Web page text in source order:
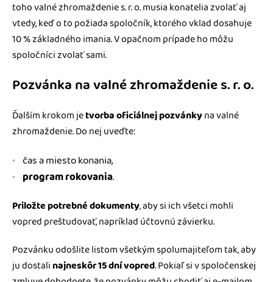
toho valné zhromaždenie s. r. o. musia konatelia zvolať aj
vtedy, keď o to požiada spoločník, ktorého vklad dosahuje
10 % základného imania. V opačnom prípade ho môžu
spoločníci zvolať sami.
Pozvánka na valné zhromaždenie s. r. o.
Ďalším krokom jetvorba oficiálnej pozvánkyna valné
zhromaždenie. Do nej uveďte:
čas a miesto konania,
program rokovania.
Priložte potrebné dokumenty, aby si ich všetci mohli
vopred preštudovať, napríklad účtovnú závierku.
Pozvánku odošlite listom všetkým spolumajiteľom tak, aby
ju dostalinajneskôr 15 dní vopred. Pokiaľ si v spoločenskej